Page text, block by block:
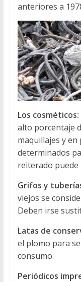
anteriores a
Los cosméticos:
alto porcentaje
maquillajes y
determinados
reiterado puede
Grifos y
viejos se
Deben irse
Latas de
el plomo para
consumo.
Periódicos